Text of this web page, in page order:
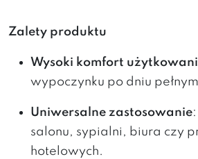
Zalety produktu
Wysoki komfort
wypoczynku po dniu
Uniwersalne zastosowanie
salonu, sypialni, biura czy
hotelowych.